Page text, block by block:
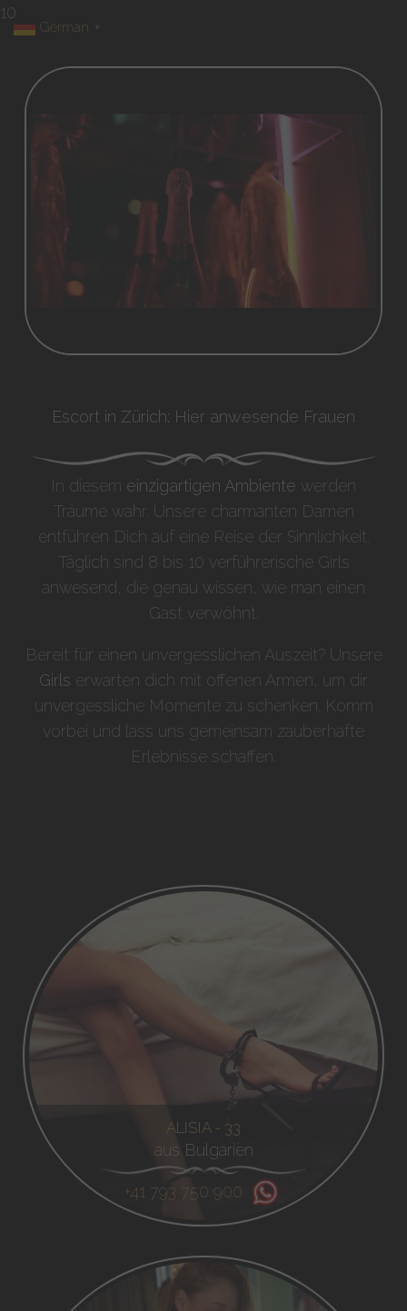
10
Escort in Zürich: Hier anwesende Frauen
In diesem einzigartigen Ambiente werden
Träume wahr. Unsere charmanten Damen
entführen Dich auf eine Reise der Sinnlichkeit.
Täglich sind 8 bis 10 verführerische Girls
anwesend, die genau wissen, wie man einen
Gast verwöhnt.
Bereit für einen unvergesslichen Auszeit? Unsere
Girls erwarten dich mit offenen Armen, um dir
unvergessliche Momente zu schenken. Komm
vorbei und lass uns gemeinsam zauberhafte
Erlebnisse schaffen.
ALISIA - 33
aus Bulgarien
+41 793 750 900
German